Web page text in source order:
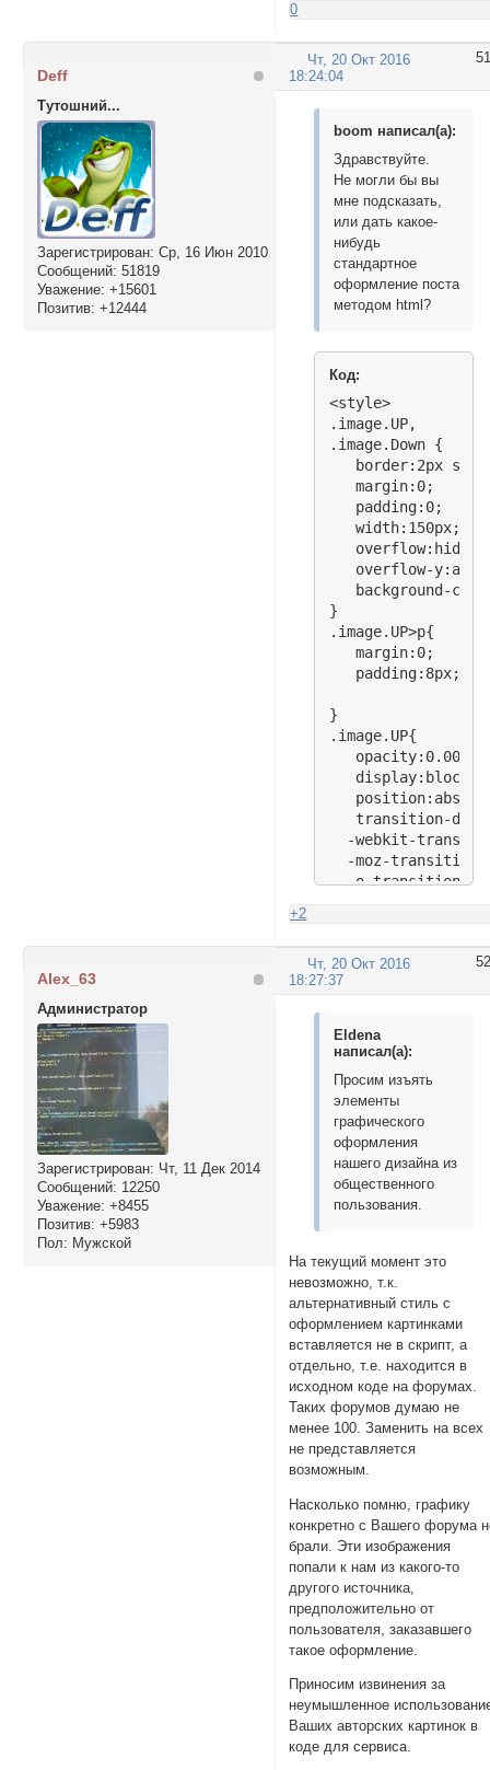
0
51
Чт, 20 Окт 2016
18:24:04
Deff
Тутошний...
Зарегистрирован: Ср, 16 Июн 2010
Сообщений: 51819
Уважение: +15601
Позитив: +12444
boom написал(а):
Здравствуйте.
Не могли бы вы
мне подсказать,
или дать какое-
нибудь
стандартное
оформление поста
методом html?
Код:
<style>
.image.UP,
.image.Down {
border:2px
   margin:0;
   padding:0;
overflow-
background-
}
.image.UP>p{
   margin:0;
   padding:8px;
}
.image.UP{
   opacity:0.00;
   display:block;
transition-
-webkit-
-moz-
-o-transition-
.image.UP:hover {
  opacity:1.0;
}
div.ImgWrap{
display:inline-
background-
background-
}
</style>
<table>
    <tr>
        <td>
<div class="image
<p>text text
text text text
text text text
text text text
text text text
text text text
text text text
text text text
text text text
text text text
text text text
</div>
<img
</div></td>
        <td>
<div
<div class="image
<p>text text
text text text
text text text
text text text
text text text
+2
52
Чт, 20 Окт 2016
18:27:37
Alex_63
Администратор
Зарегистрирован: Чт, 11 Дек 2014
Сообщений: 12250
Уважение: +8455
Позитив: +5983
Пол: Мужской
Eldena
написал(а):
Просим изъять
элементы
графического
оформления
нашего дизайна из
общественного
пользования.
На текущий момент это
невозможно, т.к.
альтернативный стиль с
оформлением картинками
вставляется не в скрипт, а
отдельно, т.е. находится в
исходном коде на форумах.
Таких форумов думаю не
менее 100. Заменить на всех
не представляется
возможным.
Насколько помню, графику
конкретно с Вашего форума
брали. Эти изображения
попали к нам из какого-то
другого источника,
предположительно от
пользователя, заказавшего
такое оформление.
Приносим извинения за
неумышленное
Ваших авторских картинок в
коде для сервиса.